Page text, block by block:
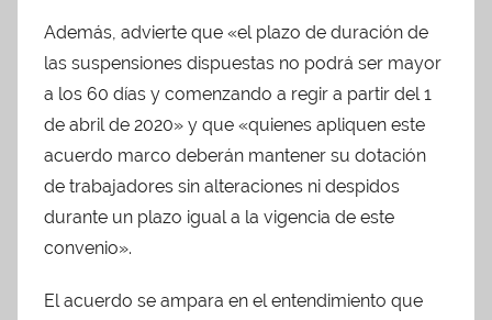
Además, advierte que «el plazo de duración de
las suspensiones dispuestas no podrá ser mayor
a los 60 días y comenzando a regir a partir del 1
de abril de 2020» y que «quienes apliquen este
acuerdo marco deberán mantener su dotación
de trabajadores sin alteraciones ni despidos
durante un plazo igual a la vigencia de este
convenio».
El acuerdo se ampara en el entendimiento que